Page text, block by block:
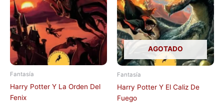
Fantasía
Harry Potter Y La Orden Del
Fenix
AGOTADO
Fantasía
Harry Potter Y El Caliz De
Fuego